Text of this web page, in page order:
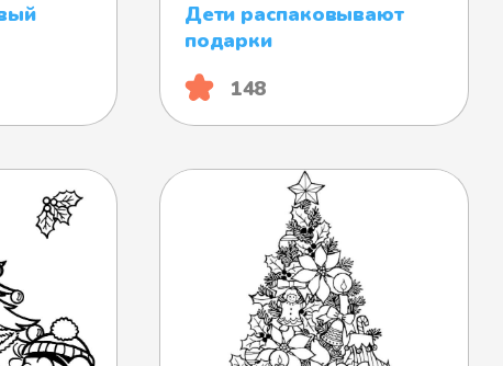
Дети распаковывают
подарки
148